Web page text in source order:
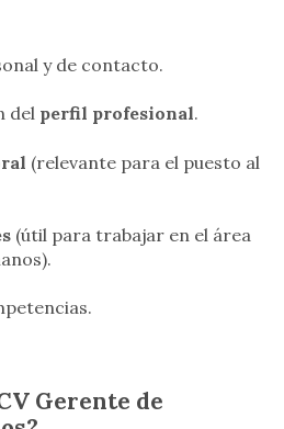
y de contacto.
del perfil profesional.
(relevante para el puesto al
(útil para trabajar en el área
Gerente de